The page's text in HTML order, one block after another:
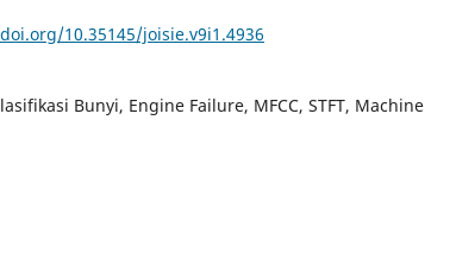
10.35145/joisie.v9i1.4936
Bunyi, Engine Failure, MFCC, STFT, Machine